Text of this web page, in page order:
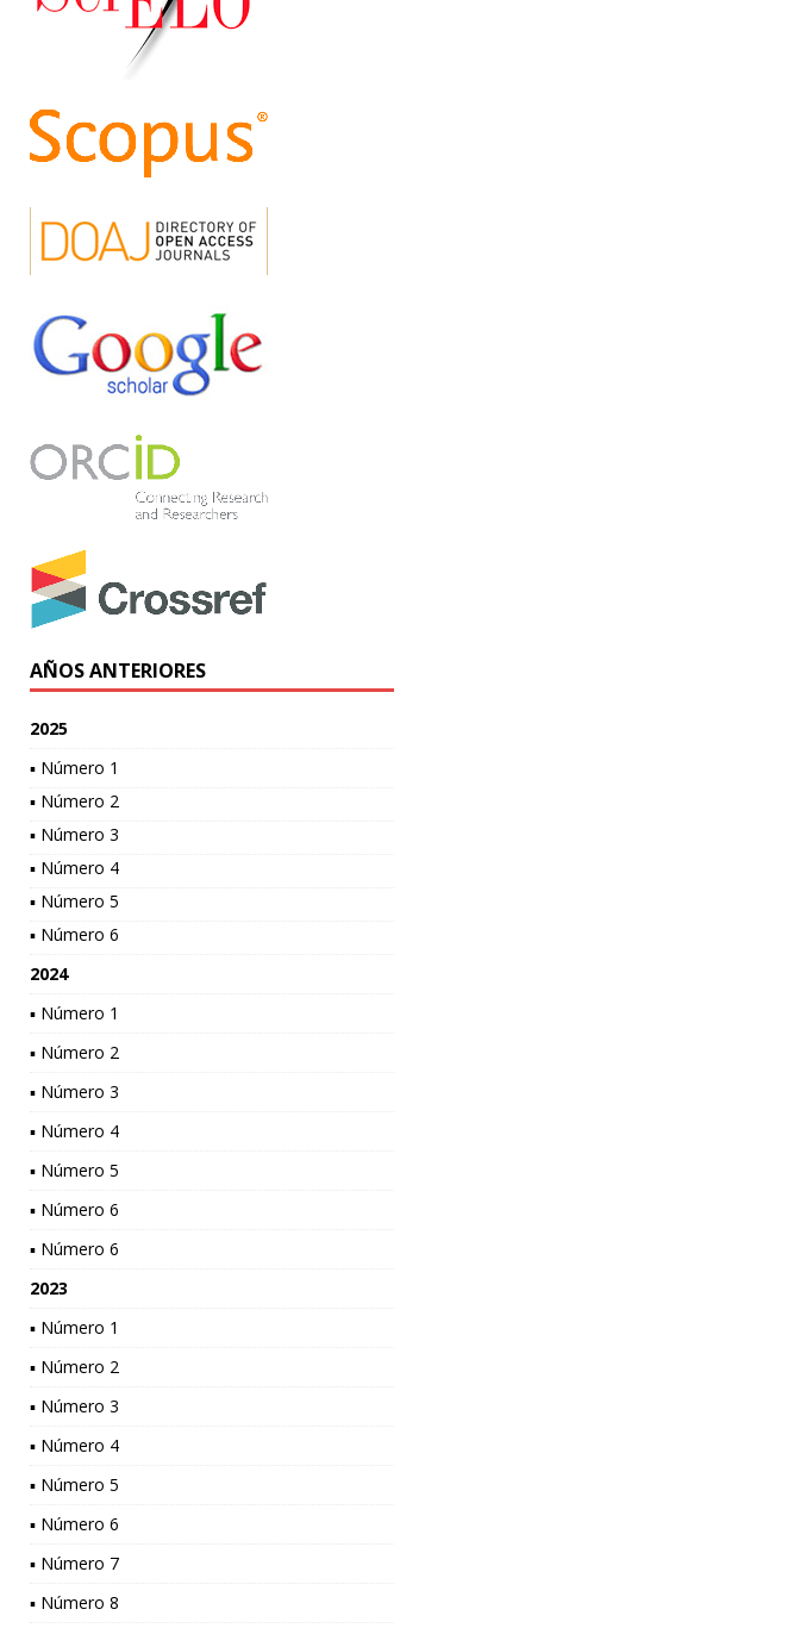
AÑOS ANTERIORES
2025
▪ Número 1
▪ Número 2
▪ Número 3
▪ Número 4
▪ Número 5
▪ Número 6
2024
▪ Número 1
▪ Número 2
▪ Número 3
▪ Número 4
▪ Número 5
▪ Número 6
▪ Número 6
2023
▪ Número 1
▪ Número 2
▪ Número 3
▪ Número 4
▪ Número 5
▪ Número 6
▪ Número 7
▪ Número 8